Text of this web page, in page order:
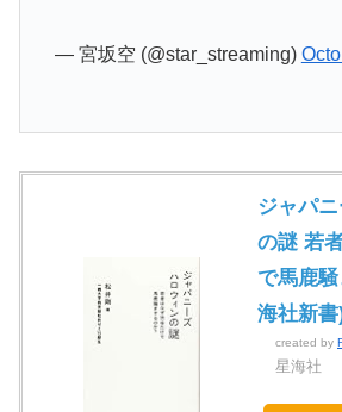
— 宮坂空 (@star_streaming)
ジャパ
の謎 若
で馬鹿
海社新書
created by
星海社